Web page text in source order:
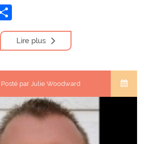
Lire plus
Posté par Julie Woodward